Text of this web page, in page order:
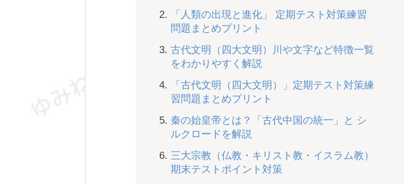
「人類の出現と進化」 定期テスト対策練習
問題まとめプリント
古代文明（四大文明）川や文字など特徴一覧
をわかりやすく解説
「古代文明（四大文明）」定期テスト対策練
習問題まとめプリント
秦の始皇帝とは？「古代中国の統一」と シ
ルクロードを解説
三大宗教（仏教・キリスト教・イスラム教）
期末テストポイント対策